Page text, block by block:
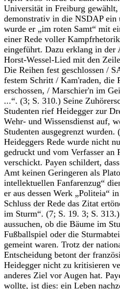
Universität in Freiburg
demonstrativ in die NSDAP
wurde er „im roten Samt“ mit
einer Rede voller
eingeführt. Dazu erklang in der
Horst-Wessel-Lied mit den
Die Reihen fest geschlossen /
festem Schritt / Kam'raden, die
erschossen, / Marschier'n im
...“. (3; S. 310.) Seine
Studenten rief Heidegger zur
Wehr- und Wissensdienst auf,
Studenten ausgegrenzt wurden.
Heideggers Rede wurde nicht
gedruckt und vom Verfasser an
verschickt. Payen schildert,
Amt keinen Geringeren als
intellektuellen Fanfarenzug“
er aus dessen Werk „Politeia“ in
Schluss der Rede das Zitat
im Sturm“. (7; S. 19. 3; S.
aussuchen, ob die Bäume im
Fußballspiel oder die
gemeint waren. Trotz der
Entscheidung betont der
Heidegger nicht zu kritisieren
anderes Ziel vor Augen hat.
wollte, ist dies: ein Leben